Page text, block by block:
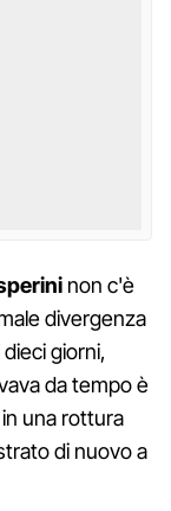
non c'è
divergenza
giorni,
da tempo è
una rottura
di nuovo a